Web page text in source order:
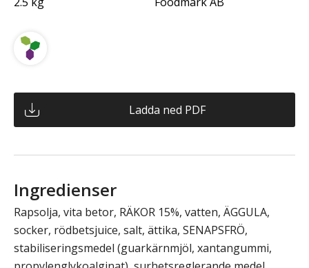
Ladda ned PDF
Ingredienser
Rapsolja, vita betor, RÄKOR 15%, vatten, ÄGGULA,
socker, rödbetsjuice, salt, ättika, SENAPSFRÖ,
stabiliseringsmedel (guarkärnmjöl, xantangummi,